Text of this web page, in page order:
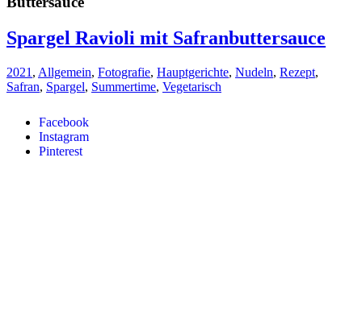
Facebook
Instagram
Pinterest
Spargel Ravioli mit Safranbuttersauce
2021 , Allgemein, Fotografie, Hauptgerichte, Nudeln, Rezept,
Safran, Spargel, Summertime, Vegetarisch